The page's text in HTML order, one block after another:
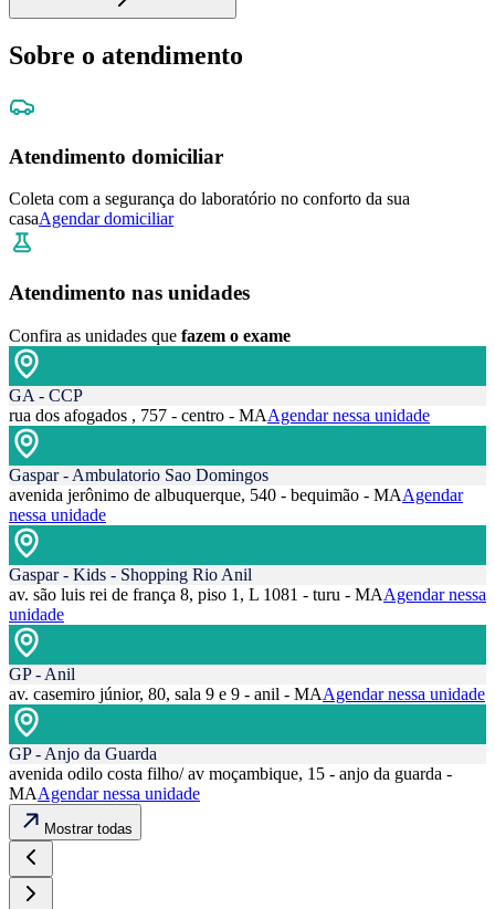
Sobre o atendimento
Atendimento domiciliar
Coleta com a segurança do laboratório no conforto da sua
casaAgendar domiciliar
Atendimento nas unidades
Confira as unidades que fazem o exame
GA - CCP
rua dos afogados , 757 - centro - MAAgendar nessa unidade
Gaspar - Ambulatorio Sao Domingos
avenida jerônimo de albuquerque, 540 - bequimão - MAAgendar
nessa unidade
Gaspar - Kids - Shopping Rio Anil
av. são luis rei de frança 8, piso 1, L 1081 - turu - MAAgendar nessa
unidade
GP - Anil
av. casemiro júnior, 80, sala 9 e 9 - anil - MAAgendar nessa unidade
GP - Anjo da Guarda
avenida odilo costa filho/ av moçambique, 15 - anjo da guarda -
MAAgendar nessa unidade
Mostrar todas